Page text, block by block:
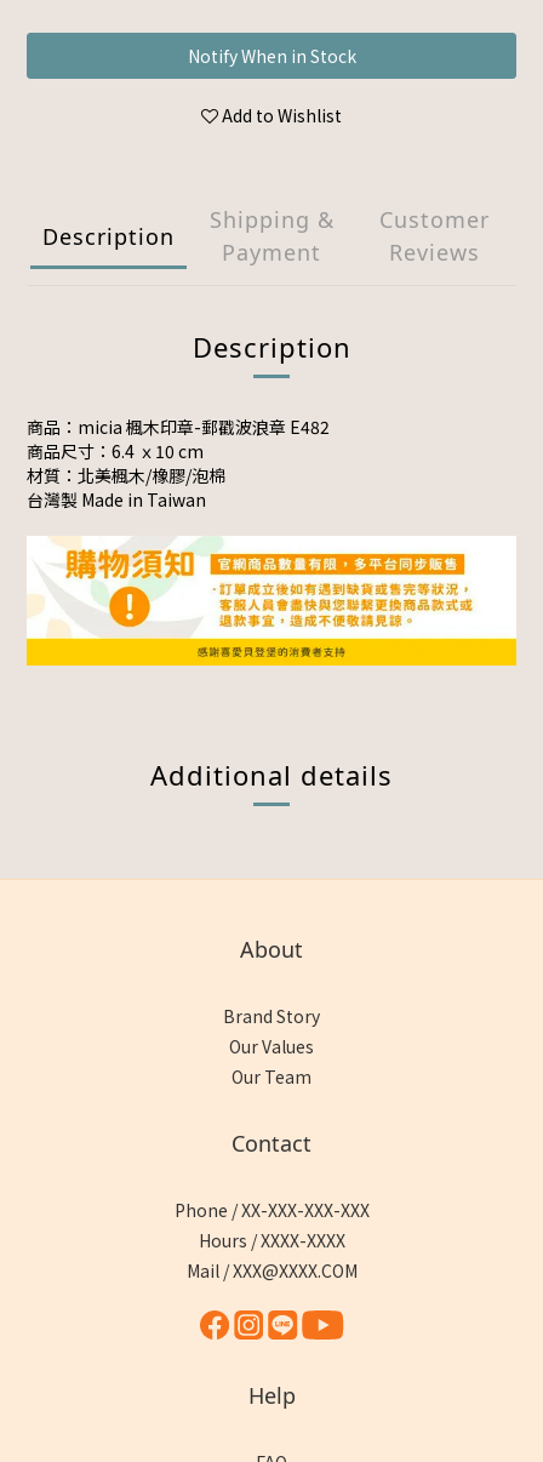
Notify When in Stock
Add to Wishlist
Description
Shipping &
Payment
Customer
Reviews
Description
商品：micia 楓木印章-郵戳波浪章 E482
商品尺寸： 6.4 ｘ10 cm
材質：北美楓木/橡膠/泡棉
台灣製 Made in Taiwan
Additional details
About
Brand Story
Our Values
Our Team
Contact
Phone / XX-XXX-XXX-XXX
Hours / XXXX-XXXX
Mail / XXX@XXXX.COM
Help